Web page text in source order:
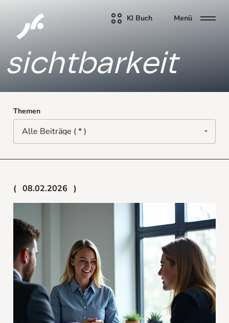
KI Buch Menü
sichtbarkeit
Themen
08.02.2026